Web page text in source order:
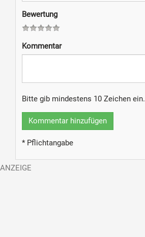
Bewertung
Kommentar
Bitte gib mindestens 10 Zeichen ein.
Kommentar hinzufügen
* Pflichtangabe